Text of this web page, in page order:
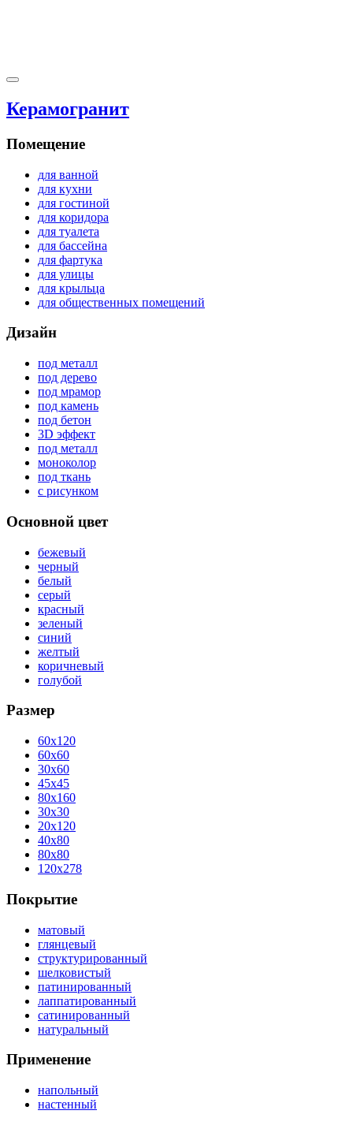
Керамогранит
Помещение
для ванной
для кухни
для гостиной
для коридора
для туалета
для бассейна
для фартука
для улицы
для крыльца
для общественных помещений
Дизайн
под металл
под дерево
под мрамор
под камень
под бетон
3D эффект
под металл
моноколор
под ткань
с рисунком
Основной цвет
бежевый
черный
белый
серый
красный
зеленый
синий
желтый
коричневый
голубой
Размер
60x120
60x60
30x60
45x45
80x160
30x30
20x120
40x80
80x80
120x278
Покрытие
матовый
глянцевый
структурированный
шелковистый
патинированный
лаппатированный
сатинированный
натуральный
Применение
напольный
настенный